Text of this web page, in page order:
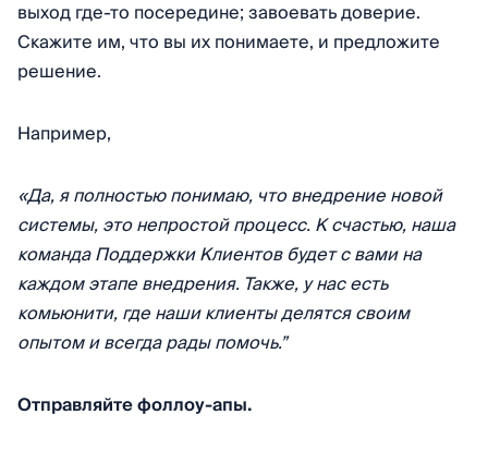
выход где-то посередине; завоевать доверие.
Скажите им, что вы их понимаете, и предложите
решение.
Например,
«Да, я полностью понимаю, что внедрение новой
системы, это непростой процесс. К счастью, наша
команда Поддержки Клиентов будет с вами на
каждом этапе внедрения. Также, у нас есть
комьюнити, где наши клиенты делятся своим
опытом и всегда рады помочь.”
Отправляйте фоллоу-апы.